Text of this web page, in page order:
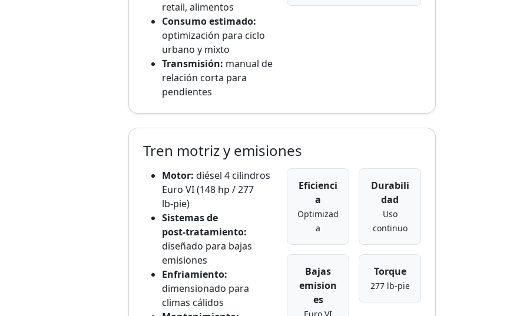
retail, alimentos
Consumo estimado:
optimización para ciclo
urbano y mixto
Transmisión: manual de
relación corta para
pendientes
Tren motriz y emisiones
Motor: diésel 4 cilindros
Euro VI (148 hp / 277
lb‑pie)
Sistemas de
post‑tratamiento:
diseñado para bajas
emisiones
Enfriamiento:
dimensionado para
climas cálidos
Eficienci
a
Optimizad
a
Durabili
dad
Uso
continuo
Bajas
emision
es
Torque
277 lb‑pie